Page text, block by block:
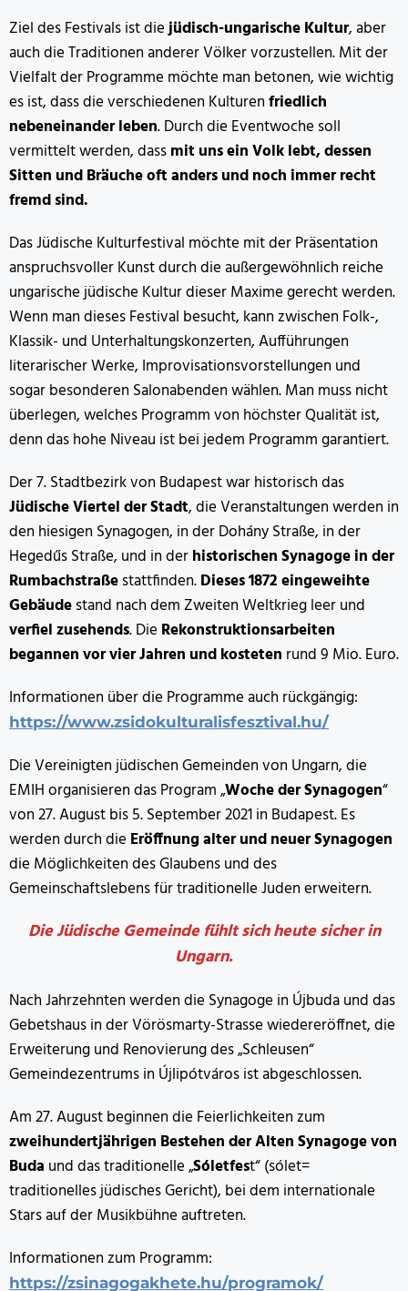
Ziel des Festivals ist diejüdisch-ungarische Kultur, aber
auch die Traditionen anderer Völker vorzustellen. Mit der
Vielfalt der Programme möchte man betonen, wie wichtig
es ist, dass die verschiedenen Kulturenfriedlich
nebeneinander leben. Durch die Eventwoche soll
vermittelt werden, dassmit uns ein Volk lebt, dessen
Sitten und Bräuche oft anders und noch immer recht
fremd sind.
Das Jüdische Kulturfestival möchte mit der Präsentation
anspruchsvoller Kunst durch die außergewöhnlich reiche
ungarische jüdische Kultur dieser Maxime gerecht werden.
Wenn man dieses Festival besucht, kann zwischen Folk-,
Klassik- und Unterhaltungskonzerten, Aufführungen
literarischer Werke, Improvisationsvorstellungen und
sogar besonderen Salonabenden wählen. Man muss nicht
überlegen, welches Programm von höchster Qualität ist,
denn das hohe Niveau ist bei jedem Programm garantiert.
Der 7. Stadtbezirk von Budapest war historisch das
Jüdische Viertel der Stadt, die Veranstaltungen werden in
den hiesigen Synagogen, in der Dohány Straße, in der
Hegedűs Straße, und in derhistorischen Synagoge in der
Rumbachstraßestattfinden.Dieses 1872 eingeweihte
Gebäudestand nach dem Zweiten Weltkrieg leer und
verfiel zusehends. Die Rekonstruktionsarbeiten
begannen vor vier Jahren und kosteten rund 9 Mio. Euro.
Informationen über die Programme auch rückgängig:
https://www.zsidokulturalisfesztival.hu/
Die Vereinigten jüdischen Gemeinden von Ungarn, die
EMIH organisieren das Program „Woche der Synagogen“
von 27. August bis 5. September 2021 in Budapest. Es
werden durch die Eröffnung alter und neuer Synagogen
die Möglichkeiten des Glaubens und des
Gemeinschaftslebens für traditionelle Juden erweitern.
Die Jüdische Gemeinde fühlt sich heute sicher in
Ungarn.
Nach Jahrzehnten werden die Synagoge in Újbuda und das
Gebetshaus in der Vörösmarty-Strasse wiedereröffnet, die
Erweiterung und Renovierung des „Schleusen“
Gemeindezentrums in Újlipótváros ist abgeschlossen.
Am 27. August beginnen die Feierlichkeiten zum
zweihundertjährigen Bestehen der Alten Synagoge von
Buda und das traditionelle „Sóletfest“ (sólet=
traditionelles jüdisches Gericht), bei dem internationale
Stars auf der Musikbühne auftreten.
Informationen zum Programm:
https://zsinagogakhete.hu/programok/